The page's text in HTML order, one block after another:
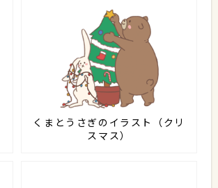
くまとうさぎのイラスト（クリ
スマス）